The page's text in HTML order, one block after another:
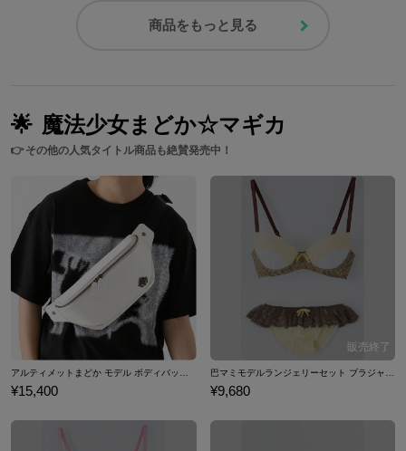
商品をもっと見る
🌟 魔法少女まどか☆マギカ
👉その他の人気タイトル商品も絶賛発売中！
¥15,400 ¥9,680